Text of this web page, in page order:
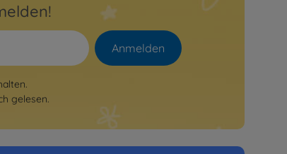
Anmelden
gelesen.